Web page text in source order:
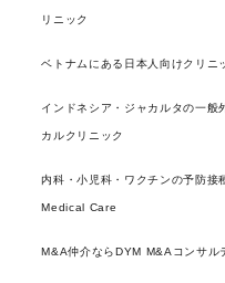
リニック
ベトナムにある日本人向けクリニ
インドネシア・ジャカルタの一般
カルクリニック
内科・小児科・ワクチンの予防
Medical Care
M&A仲介ならDYM M&Aコンサル